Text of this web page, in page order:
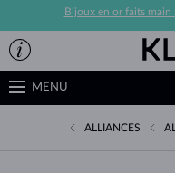
Bijoux en or faits main
MENU
ALLIANCES